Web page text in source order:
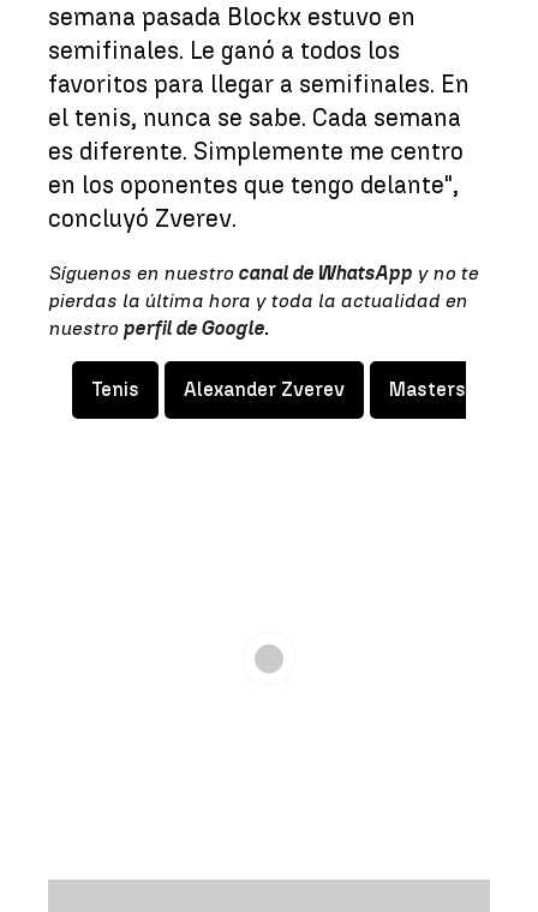
semana pasada Blockx estuvo en
semifinales. Le ganó a todos los
favoritos para llegar a semifinales. En
el tenis, nunca se sabe. Cada semana
es diferente. Simplemente me centro
en los oponentes que tengo delante",
concluyó Zverev.
Síguenos en nuestro canal de WhatsApp y no te
pierdas la última hora y toda la actualidad en
nuestro perfil de Google.
Tenis Alexander Zverev Masters 1.000